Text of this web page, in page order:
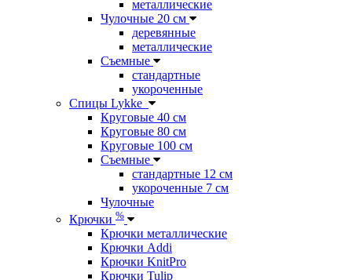
металлические
Чулочные 20 см
деревянные
металлические
Съемные
стандартные
укороченные
Спицы Lykke
Круговые 40 см
Круговые 80 см
Круговые 100 см
Съемные
стандартные 12 см
укороченные 7 см
Чулочные
Крючки %
Крючки металлические
Крючки Addi
Крючки KnitPro
Крючки Tulip